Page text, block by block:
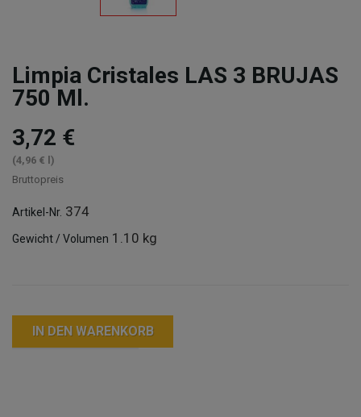
Limpia Cristales LAS 3 BRUJAS
750 Ml.
3,72 €
(4,96 € l)
Bruttopreis
Artikel-Nr. 374
Gewicht / Volumen 1.10 kg
IN DEN WARENKORB